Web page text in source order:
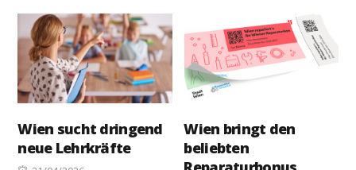
Wien sucht dringend
neue Lehrkräfte
Wien bringt den
beliebten